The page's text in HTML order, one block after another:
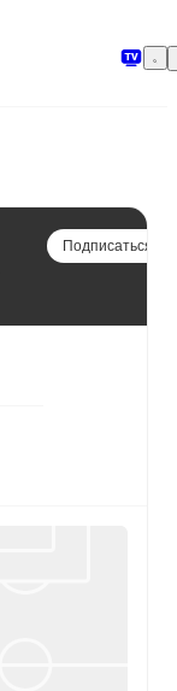
Подписаться